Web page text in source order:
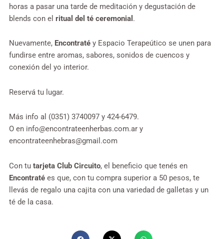
horas a pasar una tarde de meditación y degustación de
blends con el ritual del té ceremonial .
Nuevamente, Encontraté y Espacio Terapeútico se unen para
fundirse entre aromas, sabores, sonidos de cuencos y
conexión del yo interior.
Reservá tu lugar.
Más info al (0351) 3740097 y 424-6479.
O en info@encontrateenherbas.com.ar y
encontrateenhebras@gmail.com
Con tu tarjeta Club Circuito, el beneficio que tenés en
Encontraté es que, con tu compra superior a 50 pesos, te
llevás de regalo una cajita con una variedad de galletas y un
té de la casa.